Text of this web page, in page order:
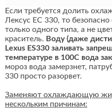
Если требуется долить
Лексус ЕС 330, то
только одного типа, а не
краситель. Воду (даже
Lexus ES330 заливать
температуре в 100С вода
мороз вода замерзнет,
330 просто разорвет.
Заменяют охлаждающую
нескольким причинам: